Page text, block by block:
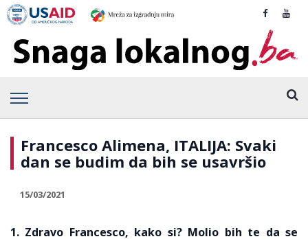
Francesco Alimena, ITALIJA: Svaki
dan se budim da bih se usavršio
15/03/2021
1. Zdravo Francesco, kako si? Molio bih te da se